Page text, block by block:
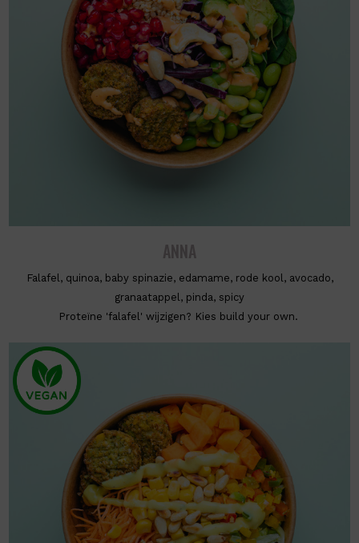
ANNA
Falafel, quinoa, baby spinazie, edamame, rode kool, avocado,
granaatappel, pinda, spicy
Proteïne 'falafel' wijzigen? Kies build your own.